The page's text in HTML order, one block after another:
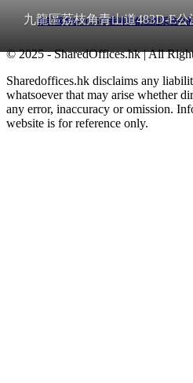
九龍區荔枝角青山道483D-E
會計服務在2025年香港初創生態系統中
© 2025 - SharedOffices.hk | All
Sharedoffices.hk disclaims any
whatsoever that may arise whether
any error, inaccuracy or omission.
website is for reference only.